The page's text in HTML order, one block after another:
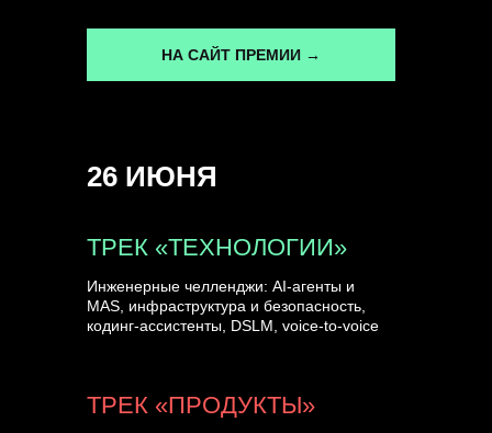
26 ИЮНЯ
ТРЕК «ПРОДУКТЫ»
Инженерные челленджи: AI-агенты и
MAS, инфраструктура и безопасность,
кодинг-ассистенты, DSLM, voice-to-voice
ТРЕК «ТЕХНОЛОГИИ»
НА САЙТ ПРЕМИИ →